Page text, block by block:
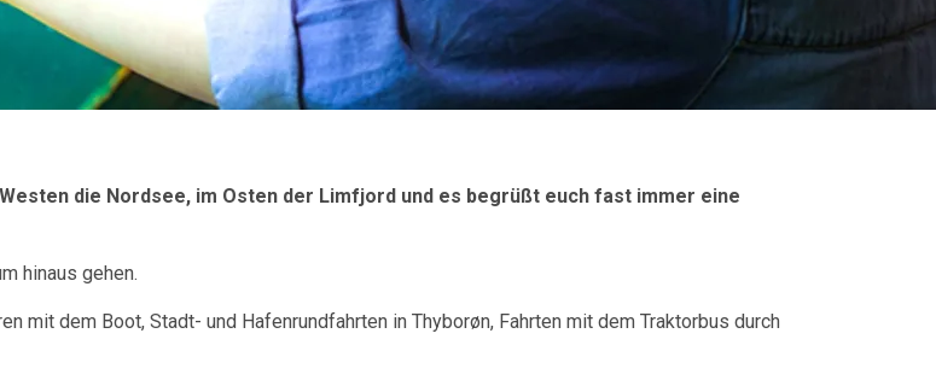
die Nordsee, im Osten der Limfjord und es begrüßt euch fast immer eine
hinaus gehen.
mit dem Boot, Stadt- und Hafenrundfahrten in Thyborøn, Fahrten mit dem Traktorbus durch